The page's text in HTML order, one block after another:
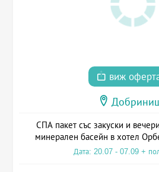
виж
СПА пакет със закуски и
минерален басейн в хотел
Дата: 20.07 - 07.09 +